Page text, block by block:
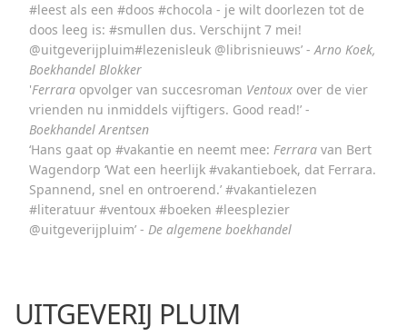
#leest als een #doos #chocola - je wilt doorlezen tot de
doos leeg is: #smullen dus. Verschijnt 7 mei!
@uitgeverijpluim#lezenisleuk @librisnieuws’ -Arno Koek,
Boekhandel Blokker
'Ferrara opvolger van succesroman Ventoux over de vier
vrienden nu inmiddels vijftigers. Good read!’ -
Boekhandel Arentsen
‘Hans gaat op #vakantie en neemt mee: Ferrara van Bert
Wagendorp ‘Wat een heerlijk #vakantieboek, dat Ferrara.
Spannend, snel en ontroerend.’ #vakantielezen
#literatuur #ventoux #boeken #leesplezier
@uitgeverijpluim’ - De algemene boekhandel
UITGEVERIJ PLUIM